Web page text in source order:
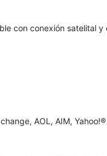
con conexión satelital
AOL, AIM,